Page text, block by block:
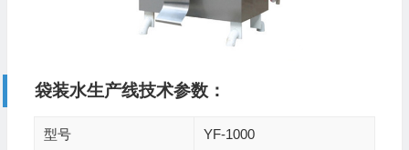
袋装水生产线技术参数：
型号 YF-1000